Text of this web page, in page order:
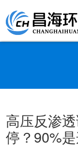
高压反渗
停？90%